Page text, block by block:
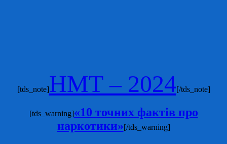
[tds_note]НМТ – 2024[/tds_note]
[tds_warning]«10 точних фактів про
наркотики»[/tds_warning]